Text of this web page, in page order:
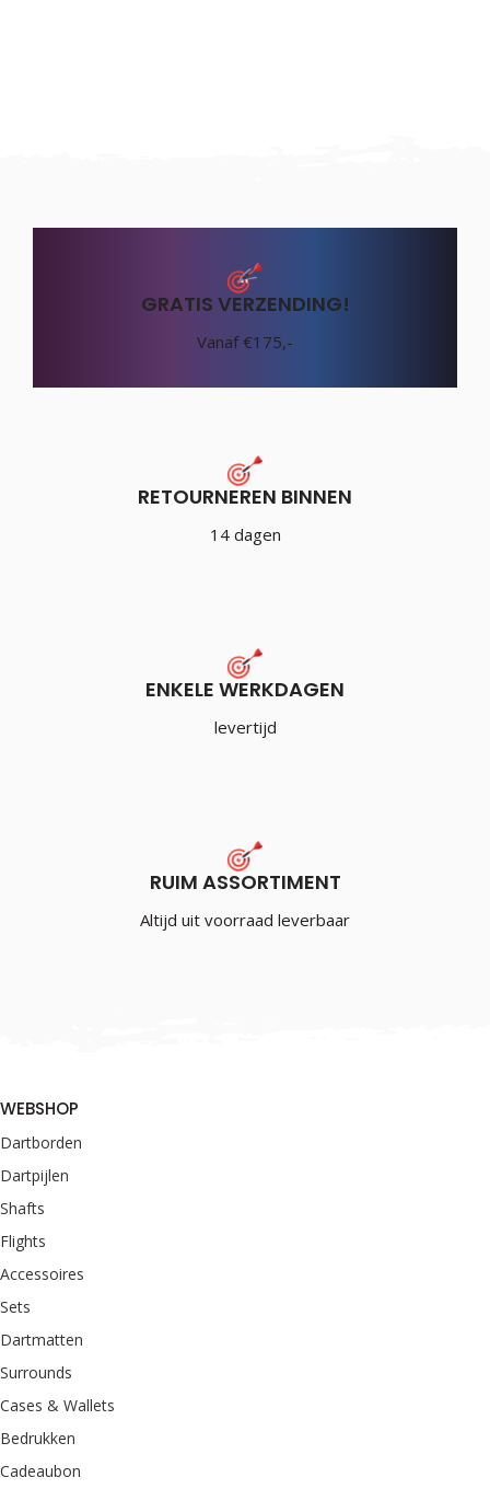
GRATIS VERZENDING!
Vanaf €175,-
RETOURNEREN BINNEN
14 dagen
ENKELE WERKDAGEN
levertijd
RUIM ASSORTIMENT
Altijd uit voorraad leverbaar
WEBSHOP
Dartborden
Dartpijlen
Shafts
Flights
Accessoires
Sets
Dartmatten
Surrounds
Cases & Wallets
Bedrukken
Cadeaubon